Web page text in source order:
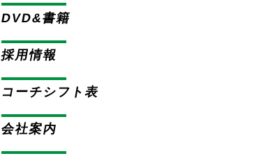
DVD&書籍
採用情報
コーチシフト表
会社案内